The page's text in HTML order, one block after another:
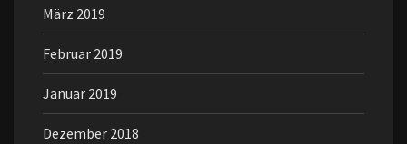
März 2019
Februar 2019
Januar 2019
Dezember 2018